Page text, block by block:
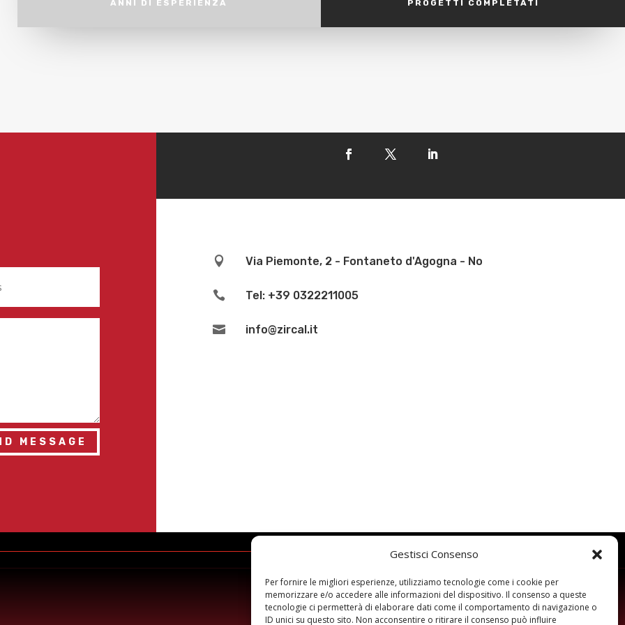
Gestisci Consenso
Per fornire le migliori esperienze, utilizziamo tecnologie come i cookie per
memorizzare e/o accedere alle informazioni del dispositivo. Il consenso a queste
tecnologie ci permetterà di elaborare dati come il comportamento di navigazione o
ID unici su questo sito. Non acconsentire o ritirare il consenso può influire
ANNI DI ESPERIENZA PROGETTI COMPLETATI
MESSAGE
 Via Piemonte, 2 - Fontaneto d'Agogna - No
 Tel: +39 0322211005
 info@zircal.it